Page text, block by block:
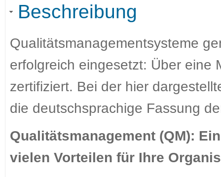
Beschreibung
Qualitätsmanagementsysteme
erfolgreich eingesetzt: Über eine
zertifiziert. Bei der hier
die deutschsprachige Fassung
Qualitätsmanagement (QM):
vielen Vorteilen für Ihre